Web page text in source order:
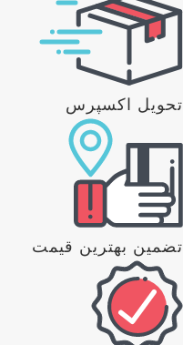
تحویل اکسپرس
تضمین بهترین قیمت